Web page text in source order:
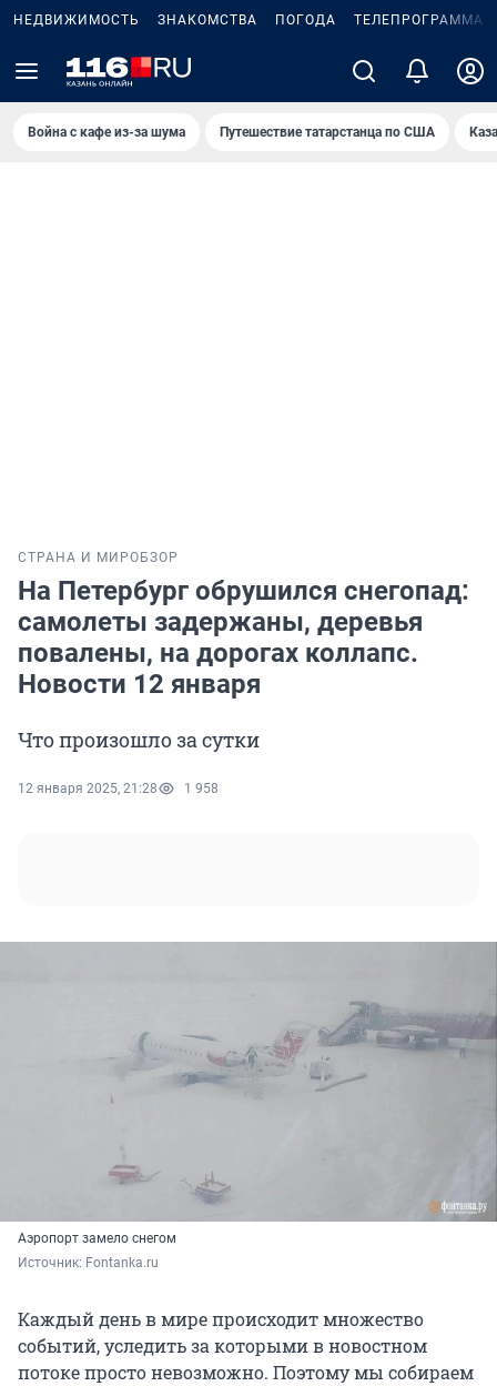
НЕДВИЖИМОСТЬ ЗНАКОМСТВА ПОГОДА ТЕЛЕПРОГРАММА
Война с кафе из-за шума Путешествие татарстанца по США
СТРАНА И МИРОБЗОР
На Петербург обрушился снегопад:
самолеты задержаны, деревья
повалены, на дорогах коллапс.
Новости 12 января
Что произошло за сутки
12 января 2025, 21:28 1 958
Аэропорт замело снегом
Источник: Fontanka.ru
Каждый день в мире происходит множество
событий, уследить за которыми в новостном
потоке просто невозможно. Поэтому мы собираем